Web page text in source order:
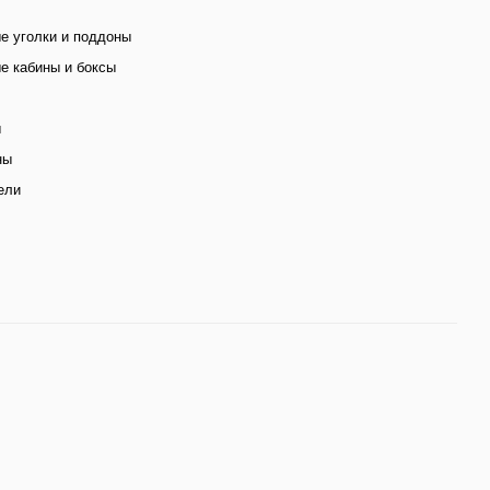
уголки и поддоны
кабины и боксы